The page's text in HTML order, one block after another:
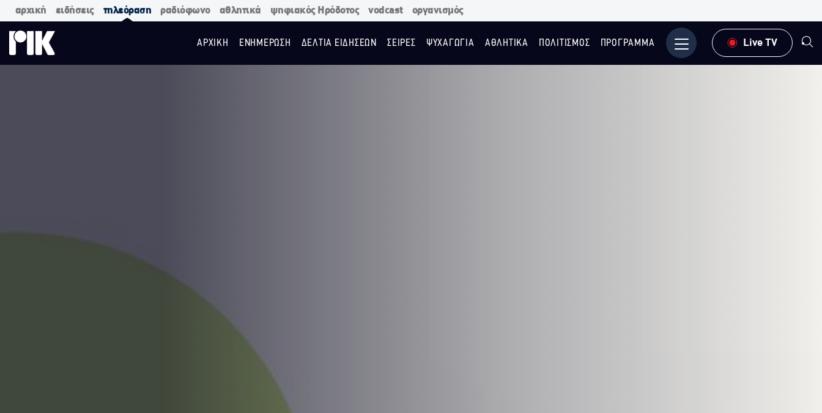
αρχική ειδήσεις τηλεόραση ραδιόφωνο αθλητικά ψηφιακός Ηρόδοτος vodcast οργανισμός
ΑΡΧΙΚΗ ΕΝΗΜΕΡΩΣΗ ΔΕΛΤΙΑ ΕΙΔΗΣΕΩΝ ΣΕΙΡΕΣ ΨΥΧΑΓΩΓΙΑ ΑΘΛΗΤΙΚΑ ΠΟΛΙΤΙΣΜΟΣ ΠΡΟΓΡΑΜΜΑ Μενού Live TV